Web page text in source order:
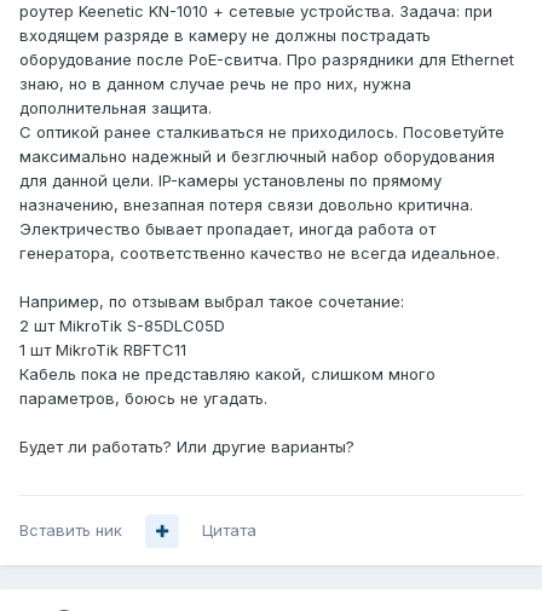
роутер Keenetic KN-1010 + сетевые устройства. Задача: при
входящем разряде в камеру не должны пострадать
оборудование после PoE-свитча. Про разрядники для Ethernet
знаю, но в данном случае речь не про них, нужна
дополнительная защита.
С оптикой ранее сталкиваться не приходилось. Посоветуйте
максимально надежный и безглючный набор оборудования
для данной цели. IP-камеры установлены по прямому
назначению, внезапная потеря связи довольно критична.
Электричество бывает пропадает, иногда работа от
генератора, соответственно качество не всегда идеальное.
Например, по отзывам выбрал такое сочетание:
2 шт MikroTik S-85DLC05D
1 шт MikroTik RBFTC11
Кабель пока не представляю какой, слишком много
параметров, боюсь не угадать.
Будет ли работать? Или другие варианты?
Вставить ник Цитата